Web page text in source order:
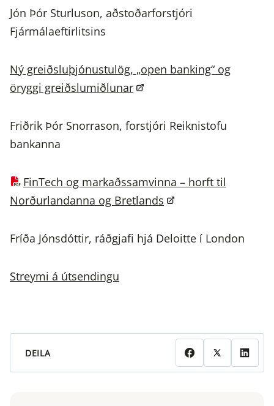
Jón Þór Sturluson, aðstoðarforstjóri
Fjármálaeftirlitsins
Ný greiðsluþjónustulög, „open banking“ og
öryggi greiðslumiðlunar
Friðrik Þór Snorrason, forstjóri Reiknistofu
bankanna
FinTech og markaðssamvinna – horft til
Norðurlandanna og Bretlands
Fríða Jónsdóttir, ráðgjafi hjá Deloitte í London
Streymi á útsendingu
DEILA